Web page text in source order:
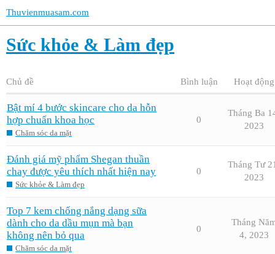
Thuvienmuasam.com
Sức khỏe & Làm đẹp
Chủ đề Bình luận Hoạt động
Bật mí 4 bước skincare cho da hỗn
hợp chuẩn khoa học
Chăm sóc da mặt
0
Tháng Ba
2023
Đánh giá mỹ phẩm Shegan thuần
chay được yêu thích nhất hiện nay
Sức khỏe & Làm đẹp
0
Tháng Tư
2023
Top 7 kem chống nắng dạng sữa
dành cho da dầu mụn mà bạn
không nên bỏ qua
Chăm sóc da mặt
0
Tháng
4, 2023